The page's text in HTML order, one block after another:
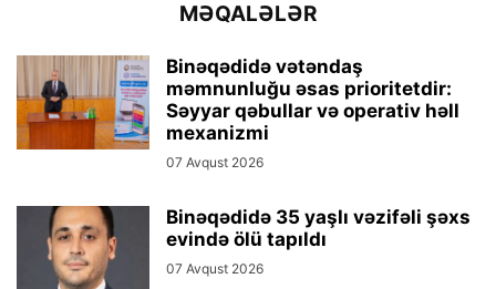
MƏQALƏLƏR
Binəqədidə vətəndaş
məmnunluğu əsas prioritetdir:
Səyyar qəbullar və operativ həll
mexanizmi
07 Avqust 2026
Binəqədidə 35 yaşlı vəzifəli şəxs
evində ölü tapıldı
07 Avqust 2026